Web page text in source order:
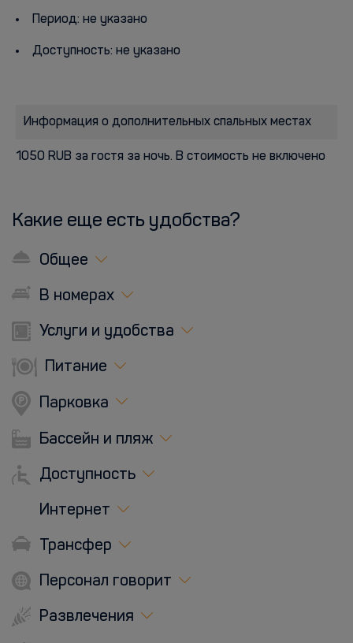
Период: не указано
Доступность: не указано
Информация о дополнительных спальных местах
1050 RUB за гостя за ночь. В стоимость не включено
Какие еще есть удобства?
Общее
В номерах
Услуги и удобства
Питание
Парковка
Бассейн и пляж
Доступность
Интернет
Трансфер
Персонал говорит
Развлечения